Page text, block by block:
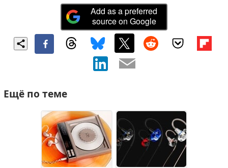
Add as a preferred
source on Google
Ещё по теме